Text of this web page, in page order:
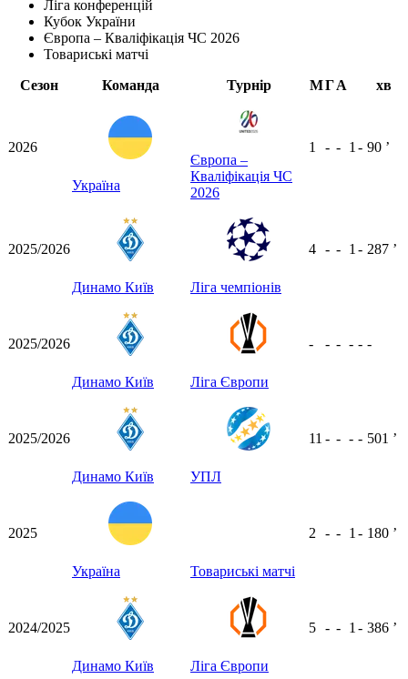
Ліга конференцій
Кубок України
Європа – Кваліфікація ЧС 2026
Товариські матчі
Сезон
Команда Турнір МГА хв
2026
Україна
Європа –
Кваліфікація ЧС
2026
1 - - 1 - 90 ʼ
2025/2026
Динамо Київ Ліга чемпіонів
4 - - 1 - 287 ʼ
2025/2026
Динамо Київ Ліга Європи
- - - - - -
2025/2026
Динамо Київ УПЛ
11 - - - - 501 ʼ
2025
Україна Товариські матчі
2 - - 1 - 180 ʼ
2024/2025
Динамо Київ Ліга Європи
5 - - 1 - 386 ʼ